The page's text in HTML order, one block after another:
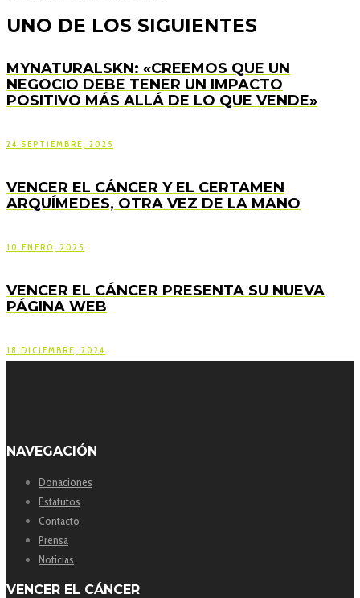
UNO DE LOS SIGUIENTES
MYNATURALSKN: «CREEMOS QUE UN
NEGOCIO DEBE TENER UN IMPACTO
POSITIVO MÁS ALLÁ DE LO QUE VENDE»
24 SEPTIEMBRE, 2025
VENCER EL CÁNCER Y EL CERTAMEN
ARQUÍMEDES, OTRA VEZ DE LA MANO
10 ENERO, 2025
VENCER EL CÁNCER PRESENTA SU NUEVA
PÁGINA WEB
18 DICIEMBRE, 2024
NAVEGACIÓN
Donaciones
Estatutos
Contacto
Prensa
Noticias
VENCER EL CÁNCER